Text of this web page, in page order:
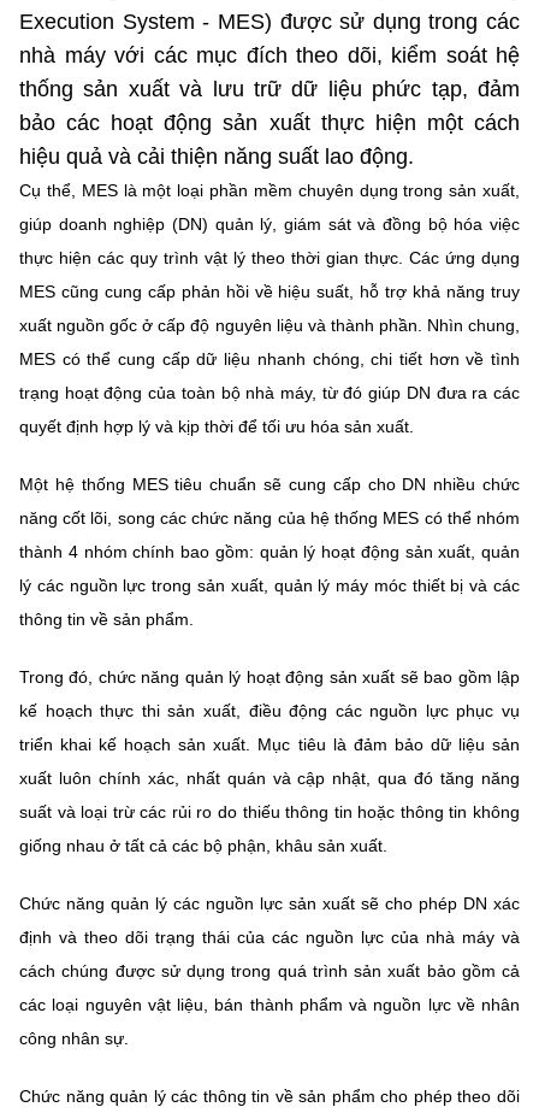
Chọn ngôn ngữ
Vietnamese English
BỘ KHOA HỌC VÀ CÔNG NGHỆ
Điều khoản sử dụng Theo dõi MST: Góp ý
Cơ quan chủ quản: Bộ Khoa học và Công nghệ (MST)
Chịu trách nhiệm nội dung: Nguyễn Thị Hải Hằng
Giám đốc Trung tâm Truyền thông Khoa học và Công nghệ.
Địa chỉ: Ban Biên tập Cổng TTĐT - 18 Nguyễn Du, TP. Hà Nội
Email:stc@mst.gov.vn
©2026 Bản quyền thuộc Bộ Khoa Học và Công Nghệ
(Ghi rõ nguồn "https://mst.gov.vn" khi phát hành lại thông tin từ
Execution System - MES) được sử dụng trong các
nhà máy với các mục đích theo dõi, kiểm soát hệ
thống sản xuất và lưu trữ dữ liệu phức tạp, đảm
bảo các hoạt động sản xuất thực hiện một cách
hiệu quả và cải thiện năng suất lao động.
Cụ thể, MES là một loại phần mềm chuyên dụng trong sản xuất,
giúp doanh nghiệp (DN) quản lý, giám sát và đồng bộ hóa việc
thực hiện các quy trình vật lý theo thời gian thực. Các ứng dụng
MES cũng cung cấp phản hồi về hiệu suất, hỗ trợ khả năng truy
xuất nguồn gốc ở cấp độ nguyên liệu và thành phần. Nhìn chung,
MES có thể cung cấp dữ liệu nhanh chóng, chi tiết hơn về tình
trạng hoạt động của toàn bộ nhà máy, từ đó giúp DN đưa ra các
quyết định hợp lý và kịp thời để tối ưu hóa sản xuất.
Một hệ thống MES tiêu chuẩn sẽ cung cấp cho DN nhiều chức
năng cốt lõi, song các chức năng của hệ thống MES có thể nhóm
thành 4 nhóm chính bao gồm: quản lý hoạt động sản xuất, quản
lý các nguồn lực trong sản xuất, quản lý máy móc thiết bị và các
thông tin về sản phẩm.
Trong đó, chức năng quản lý hoạt động sản xuất sẽ bao gồm lập
kế hoạch thực thi sản xuất, điều động các nguồn lực phục vụ
triển khai kế hoạch sản xuất. Mục tiêu là đảm bảo dữ liệu sản
xuất luôn chính xác, nhất quán và cập nhật, qua đó tăng năng
suất và loại trừ các rủi ro do thiếu thông tin hoặc thông tin không
giống nhau ở tất cả các bộ phận, khâu sản xuất.
Chức năng quản lý các nguồn lực sản xuất sẽ cho phép DN xác
định và theo dõi trạng thái của các nguồn lực của nhà máy và
cách chúng được sử dụng trong quá trình sản xuất bảo gồm cả
các loại nguyên vật liệu, bán thành phẩm và nguồn lực về nhân
công nhân sự.
Chức năng quản lý các thông tin về sản phẩm cho phép theo dõi